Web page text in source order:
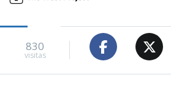
830
visitas